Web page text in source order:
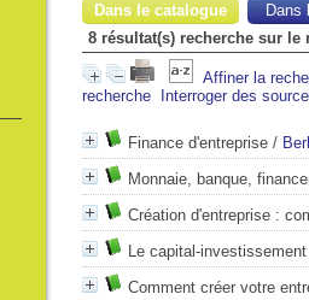
Dans le catalogue
Dans
8 résultat(s) recherche sur
Affiner la
recherche
Interroger des
Finance d'entreprise /
Monnaie, banque,
Création d'entreprise :
Le capital-investissement
Comment créer votre